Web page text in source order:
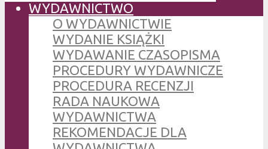
WYDAWNICTWO
O WYDAWNICTWIE
WYDANIE KSIĄŻKI
WYDAWANIE CZASOPISMA
PROCEDURY WYDAWNICZE
PROCEDURA RECENZJI
RADA NAUKOWA
WYDAWNICTWA
REKOMENDACJE DLA